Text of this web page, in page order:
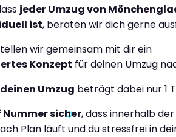
jeder Umzug von
ist, beraten wir dich gerne
wir gemeinsam mit dir ein
Konzept für deinen Umzug
Umzug beträgt dabei nur 1
sicher, dass innerhalb der
Plan läuft und du stressfrei in